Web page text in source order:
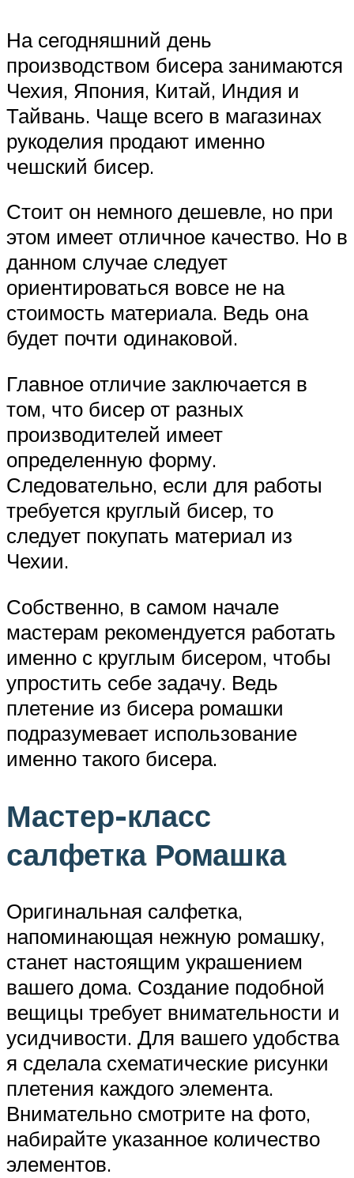
На сегодняшний день
производством бисера занимаются
Чехия, Япония, Китай, Индия и
Тайвань. Чаще всего в магазинах
рукоделия продают именно
чешский бисер.
Стоит он немного дешевле, но при
этом имеет отличное качество. Но в
данном случае следует
ориентироваться вовсе не на
стоимость материала. Ведь она
будет почти одинаковой.
Главное отличие заключается в
том, что бисер от разных
производителей имеет
определенную форму.
Следовательно, если для работы
требуется круглый бисер, то
следует покупать материал из
Чехии.
Собственно, в самом начале
мастерам рекомендуется работать
именно с круглым бисером, чтобы
упростить себе задачу. Ведь
плетение из бисера ромашки
подразумевает использование
именно такого бисера.
Мастер-класс
салфетка Ромашка
Оригинальная салфетка,
напоминающая нежную ромашку,
станет настоящим украшением
вашего дома. Создание подобной
вещицы требует внимательности и
усидчивости. Для вашего удобства
я сделала схематические рисунки
плетения каждого элемента.
Внимательно смотрите на фото,
набирайте указанное количество
элементов.